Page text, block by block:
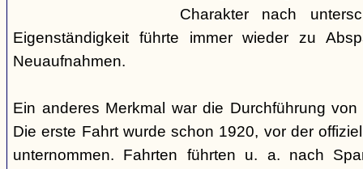
Charakter nach
Eigenständigkeit führte immer wieder zu
Neuaufnahmen.
Ein anderes Merkmal war die Durchführung
Die erste Fahrt wurde schon 1920, vor der
unternommen. Fahrten führten u. a. nach